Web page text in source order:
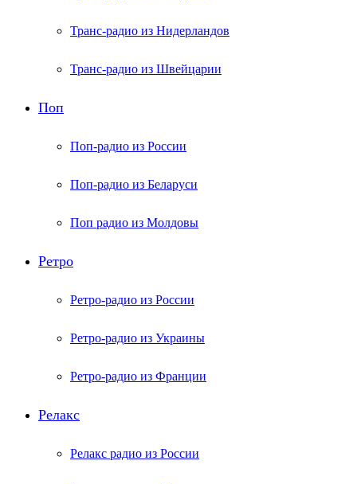
Транс-радио из Нидерландов
Транс-радио из Швейцарии
Поп
Поп-радио из России
Поп-радио из Беларуси
Поп радио из Молдовы
Ретро
Ретро-радио из России
Ретро-радио из Украины
Ретро-радио из Франции
Релакс
Релакс радио из России